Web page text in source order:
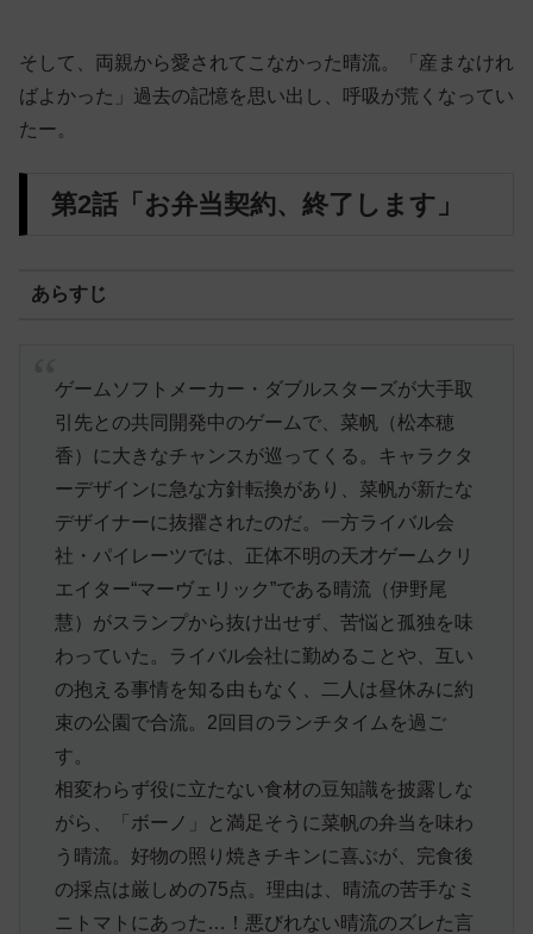
そして、両親から愛されてこなかった晴流。「産まなけれ
ばよかった」過去の記憶を思い出し、呼吸が荒くなってい
たー。
第2話「お弁当契約、終了します」
あらすじ
ゲームソフトメーカー・ダブルスターズが大手取
引先との共同開発中のゲームで、菜帆（松本穂
香）に大きなチャンスが巡ってくる。キャラクタ
ーデザインに急な方針転換があり、菜帆が新たな
デザイナーに抜擢されたのだ。一方ライバル会
社・パイレーツでは、正体不明の天才ゲームクリ
エイター“マーヴェリック”である晴流（伊野尾
慧）がスランプから抜け出せず、苦悩と孤独を味
わっていた。ライバル会社に勤めることや、互い
の抱える事情を知る由もなく、二人は昼休みに約
束の公園で合流。2回目のランチタイムを過ご
す。
相変わらず役に立たない食材の豆知識を披露しな
がら、「ボーノ」と満足そうに菜帆の弁当を味わ
う晴流。好物の照り焼きチキンに喜ぶが、完食後
の採点は厳しめの75点。理由は、晴流の苦手なミ
ニトマトにあった…！悪びれない晴流のズレた言